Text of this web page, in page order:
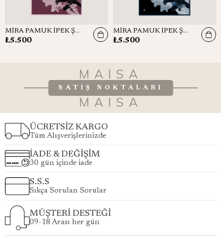
MİRA PAMUK İPEK ŞAL 70*190 CM - GÜL KURUSU
₺5.500
MİRA PAMUK İPEK ŞAL 70*190 CM - LACİVERT
₺5.500
MAISA
SATIŞ NOKTALARI
MAISA
ÜCRETSİZ KARGO
Tüm Alışverişlerinizde
İADE & DEĞİŞİM
30 gün içinde iade
S.S.S
Sıkça Sorulan Sorular
MÜŞTERİ DESTEĞİ
09-18 Arası her gün